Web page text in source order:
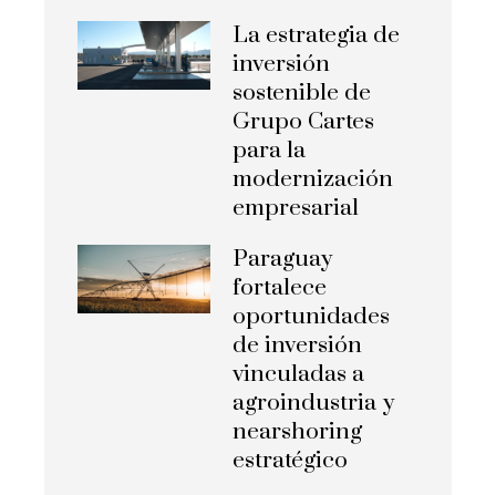
La estrategia de
inversión
sostenible de
Grupo Cartes
para la
modernización
empresarial
Paraguay
fortalece
oportunidades
de inversión
vinculadas a
agroindustria y
nearshoring
estratégico